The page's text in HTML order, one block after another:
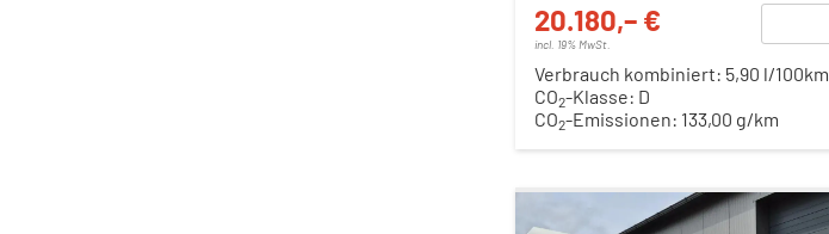
20.180,– €
incl. 19% MwSt.
Verbrauch kombiniert: 5,90 l/100km
CO2-Klasse: D
CO2-Emissionen: 133,00 g/km